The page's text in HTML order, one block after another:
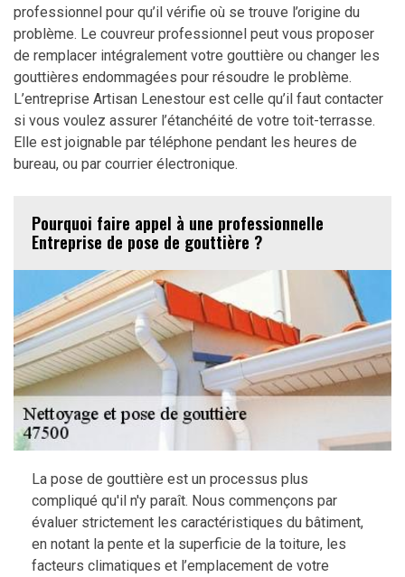
professionnel pour qu’il vérifie où se trouve l’origine du
problème. Le couvreur professionnel peut vous proposer
de remplacer intégralement votre gouttière ou changer les
gouttières endommagées pour résoudre le problème.
L’entreprise Artisan Lenestour est celle qu’il faut contacter
si vous voulez assurer l’étanchéité de votre toit-terrasse.
Elle est joignable par téléphone pendant les heures de
bureau, ou par courrier électronique.
Pourquoi faire appel à une professionnelle
Entreprise de pose de gouttière ?
La pose de gouttière est un processus plus
compliqué qu'il n'y paraît. Nous commençons par
évaluer strictement les caractéristiques du bâtiment,
en notant la pente et la superficie de la toiture, les
facteurs climatiques et l’emplacement de votre